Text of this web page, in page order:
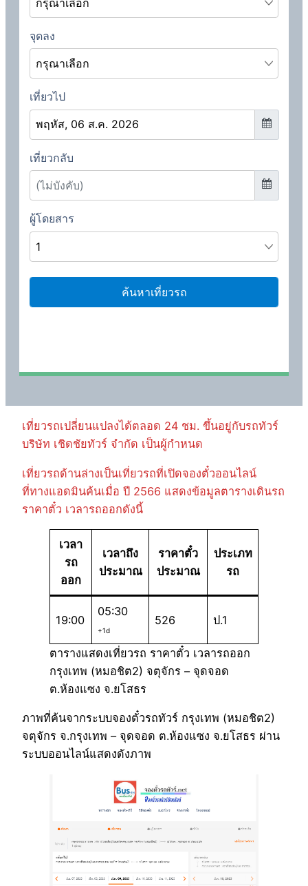
เที่ยวรถเปลี่ยนแปลงได้ตลอด 24 ชม. ขึ้นอยู่กับรถทัวร์
บริษัท เชิดชัยทัวร์ จำกัด เป็นผู้กำหนด
เที่ยวรถด้านล่างเป็นเที่ยวรถที่เปิดจองตั๋วออนไลน์
ที่ทางแอดมินค้นเมื่อ ปี 2566 แสดงข้อมูลตารางเดินรถ
ราคาตั๋ว เวลารถออกดังนี้
เวลา
รถ
ออก
เวลาถึง
ประมาณ
ราคาตั๋ว
ประมาณ
ประเภท
รถ
19:00
05:30
+1d
526 ป.1
ตารางแสดงเที่ยวรถ ราคาตั๋ว เวลารถออก
กรุงเทพ (หมอชิต2) จตุจักร – จุดจอด
ต.ห้องแซง จ.ยโสธร
ภาพที่ค้นจากระบบจองตั๋วรถทัวร์ กรุงเทพ (หมอชิต2)
จตุจักร จ.กรุงเทพ – จุดจอด ต.ห้องแซง จ.ยโสธร ผ่าน
ระบบออนไลน์แสดงดังภาพ